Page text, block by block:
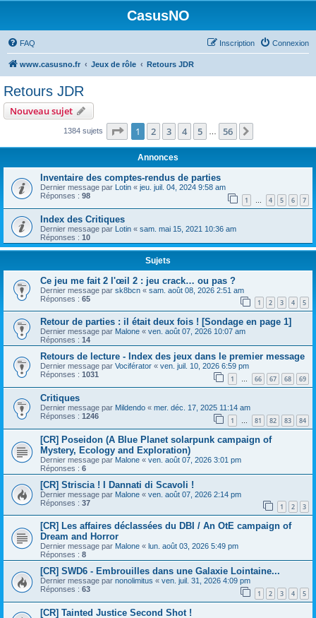
CasusNO
FAQ Connexion
Inscription
www.casusno.fr Jeux de rôle Retours JDR
Retours JDR
Nouveau sujet
1384 sujets Page 1sur56
1 2 3 4 5 56
Annonces
Inventaire des comptes-rendus de parties
Dernier message par Lotin « jeu. juil. 04, 2024 9:58 am
Réponses : 98 1 … 4 5 6 7
Index des Critiques
Dernier message par Lotin « sam. mai 15, 2021 10:36 am
Réponses : 10
Sujets
Ce jeu me fait 2 l'œil 2 : jeu crack… ou pas ?
Dernier message par sk8bcn « sam. août 08, 2026 2:51 am
Réponses : 65 1 2 3 4 5
Retour de parties : il était deux fois ! [Sondage en page 1]
Dernier message par Malone « ven. août 07, 2026 10:07 am
Réponses : 14
Retours de lecture - Index des jeux dans le premier message
Dernier message par Vociférator « ven. juil. 10, 2026 6:59 pm
Réponses : 1031 1 … 66 67 68 69
Critiques
Dernier message par Mildendo « mer. déc. 17, 2025 11:14 am
Réponses : 1246 1 … 81 82 83 84
[CR] Poseidon (A Blue Planet solarpunk campaign of
Mystery, Ecology and Exploration)
Dernier message par Malone « ven. août 07, 2026 3:01 pm
Réponses : 6
[CR] Striscia ! I Dannati di Scavoli !
Dernier message par Malone « ven. août 07, 2026 2:14 pm
Réponses : 37 1 2 3
[CR] Les affaires déclassées du DBI / An OtE campaign of
Dream and Horror
Dernier message par Malone « lun. août 03, 2026 5:49 pm
Réponses : 8
[CR] SWD6 - Embrouilles dans une Galaxie Lointaine...
Dernier message par nonolimitus « ven. juil. 31, 2026 4:09 pm
Réponses : 63 1 2 3 4 5
[CR] Tainted Justice Second Shot !